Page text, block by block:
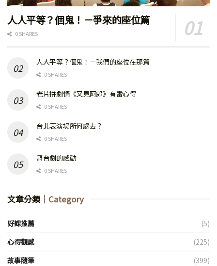
人人平等？個鬼！－爭來的座位篇
0 SHARES
人人平等？個鬼！－我們的座位在那篇
0 SHARES
老片拼劇情《又見阿郎》有雷心得
0 SHARES
台北表演場所何處去？
0 SHARES
舞台劇的感動
0 SHARES
文章分類 ｜Category
好課推薦
(5)
心得觀感
(225)
故事隨筆
(399)